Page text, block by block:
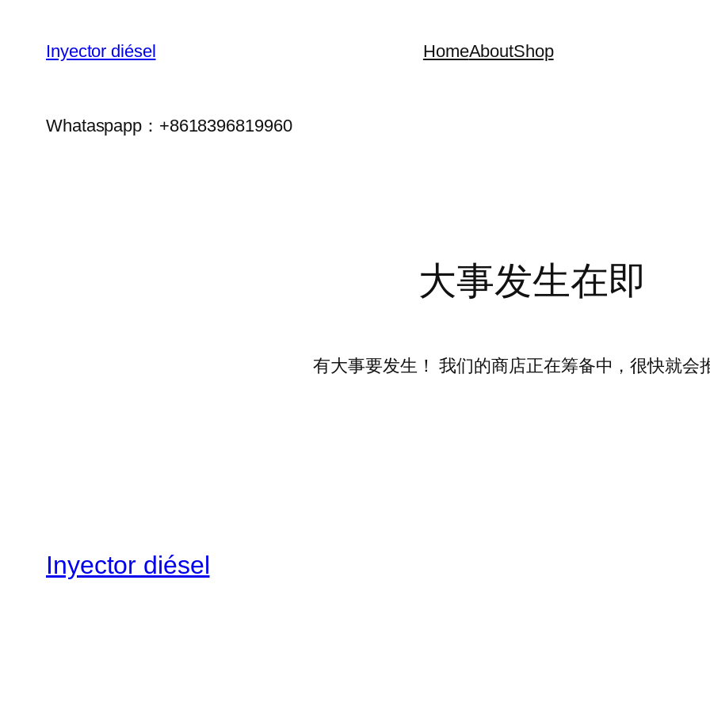
Inyector diésel HomeAboutShop
Whataspapp：+8618396819960
大事发生在即
有大事要发生！ 我们的商店正在筹备中，很快就会
Inyector diésel